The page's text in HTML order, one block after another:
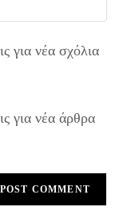
για νέα σχόλια
για νέα άρθρα